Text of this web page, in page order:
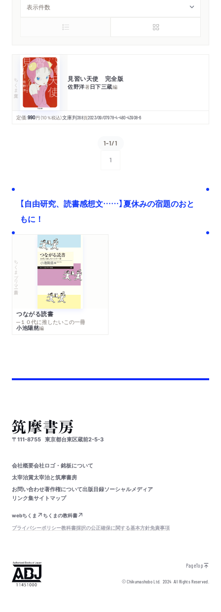
ちくま文庫 見習い天使 完全版
佐野洋著日下三蔵編
定価:990円 （10％税込）文庫判368頁2023/09/07978-4-480-43908-6
1-1/1
1
【自由研究、読書感想文……】夏休みの宿題のおと
もに！
ちくまプリマー新書
つながる読書
─１０代に推したいこの一冊
小池陽慈編
〒111-8755 東京都台東区蔵前2-5-3
会社概要会社ロゴ・銘板について
太宰治賞太宰治と筑摩書房
お問い合わせ著作権について出版目録ソーシャルメディア
リンク集サイトマップ
webちくま
ちくまの教科書
プライバシーポリシー教科書採択の公正確保に関する基本方針免責事項
PageTop
© Chikumashobo Ltd.2024 All Rights Reserved.